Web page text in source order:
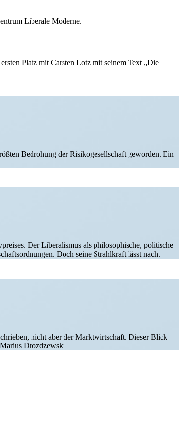
Liberale Moderne.
Platz mit Carsten Lotz mit seinem Text „Die
Bedrohung der Risiko­ge­sell­schaft geworden. Ein
Der Libera­lismus als philo­so­phische, politische
Doch seine Strahl­kraft lässt nach.
nicht aber der Markt­wirt­schaft. Dieser Blick
Drozdzewski